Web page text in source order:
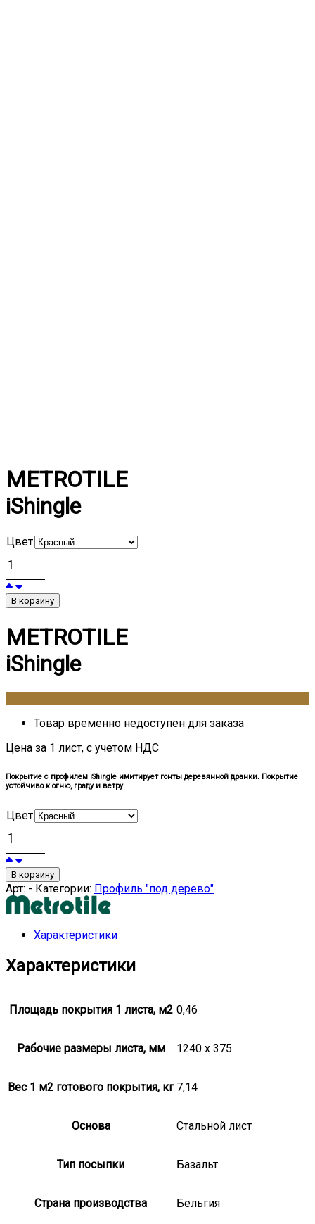
METROTILE
iShingle
Цвет
В корзину
METROTILE
iShingle
Товар временно недоступен для заказа
Цена за 1 лист, с учетом НДС
Покрытие с профилем iShingle имитирует гонты деревянной дранки. Покрытие
устойчиво к огню, граду и ветру.
Цвет
В корзину
Арт: - Категории: Профиль "под дерево"
Характеристики
Характеристики
Площадь покрытия 1 листа, м2 0,46
Рабочие размеры листа, мм 1240 x 375
Вес 1 м2 готового покрытия, кг 7,14
Основа Стальной лист
Тип посыпки Базальт
Страна производства Бельгия